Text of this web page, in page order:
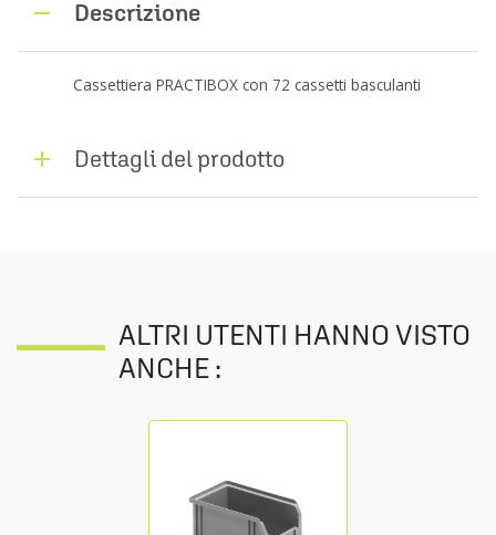
Descrizione
Cassettiera PRACTIBOX con 72 cassetti basculanti
Dettagli del prodotto
ALTRI UTENTI HANNO VISTO
ANCHE :